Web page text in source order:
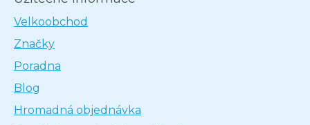
Velkoobchod
Značky
Poradna
Blog
Hromadná objednávka